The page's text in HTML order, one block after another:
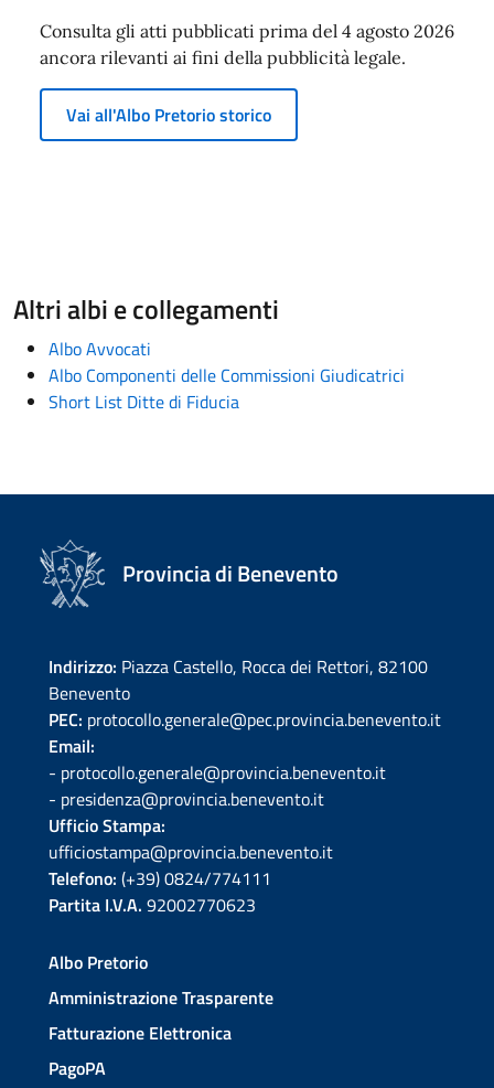
Consulta gli atti pubblicati prima del 4 agosto 2026
ancora rilevanti ai fini della pubblicità legale.
Vai all'Albo Pretorio storico
Altri albi e collegamenti
Albo Avvocati
Albo Componenti delle Commissioni Giudicatrici
Short List Ditte di Fiducia
Provincia di Benevento
Indirizzo: Piazza Castello, Rocca dei Rettori, 82100
Benevento
PEC: protocollo.generale@pec.provincia.benevento.it
Email:
- protocollo.generale@provincia.benevento.it
- presidenza@provincia.benevento.it
Ufficio Stampa:
ufficiostampa@provincia.benevento.it
Telefono: (+39) 0824/774111
Partita I.V.A. 92002770623
Albo Pretorio
Amministrazione Trasparente
Fatturazione Elettronica
PagoPA